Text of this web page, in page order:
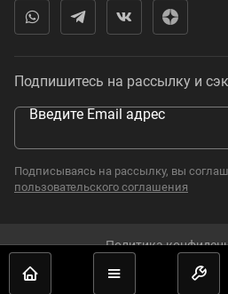
Подпишитесь на рассылку и
Введите Email адрес
Подписываясь на рассылку, вы
пользовательского соглашения
Политика
2008–2024. Russian Moto